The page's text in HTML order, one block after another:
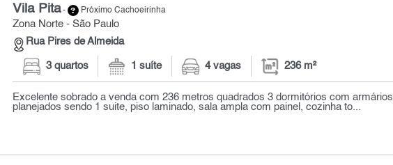
Vila Pita- Próximo Cachoeirinha
Zona Norte - São Paulo
Rua Pires de Almeida
3 quartos 1 suíte 4 vagas 236 m²
Excelente sobrado a venda com 236 metros quadrados 3 dormitórios com armários
planejados sendo 1 suite, piso laminado, sala ampla com painel, cozinha to...